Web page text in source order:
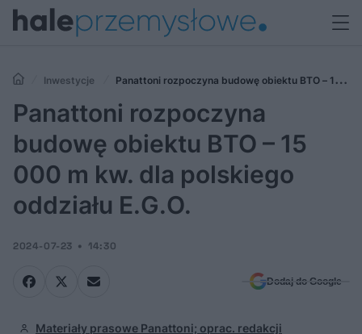
Inwestycje
Panattoni rozpoczyna budowę obiektu BTO – 15
000 m kw. dla polskiego oddziału E.G.O.
Panattoni rozpoczyna
budowę obiektu BTO – 15
000 m kw. dla polskiego
oddziału E.G.O.
2024-07-23 14:30
Dodaj do Google
Materiały prasowe Panattoni; oprac. redakcji